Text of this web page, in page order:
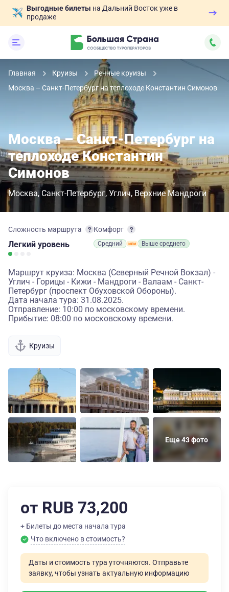
Выгодные билеты на Дальний Восток уже в
продаже
Главная Круизы
Речные круизы
Москва – Санкт-Петербург на теплоходе Константин Симонов
Москва – Санкт-Петербург на
теплоходе Константин
Симонов
Москва Санкт-Петербург Углич Верхние Мандроги
Сложность маршрута
Легкий уровень
Комфорт
Средний Выше среднего
Маршрут круиза: Москва (Северный Речной Вокзал) -
Углич - Горицы - Кижи - Мандроги - Валаам - Санкт-
Петербург (проспект Обуховской Обороны).
Дата начала тура: 31.08.2025.
Отправление: 10:00 по московскому времени.
Прибытие: 08:00 по московскому времени.
Круизы
Еще 43 фото
от RUB 73,200
+ Билеты до места начала тура
Что включено в стоимость?
Даты и стоимость тура уточняются. Отправьте
заявку, чтобы узнать актуальную информацию